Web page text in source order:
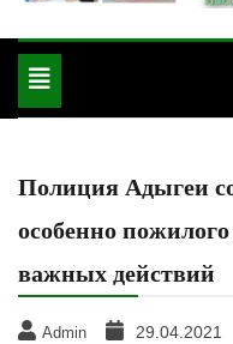
Toggle
navigation
Полиция Адыгеи
особенно
важных действий
Admin 29.04.2021